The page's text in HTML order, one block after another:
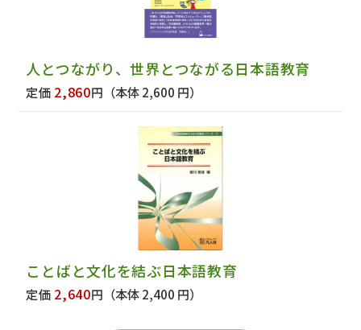
人とつながり、世界とつながる日本語教育
定価 2,860円 （本体 2,600 円）
ことばと文化を結ぶ日本語教育
定価 2,640円 （本体 2,400 円）